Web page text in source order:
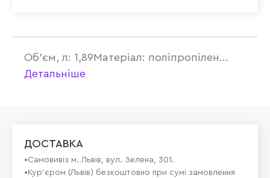
Об'єм, л: 1,89Матеріал: поліпропілен...
Детальніше
ДОСТАВКА
•Самовивіз м. Львів, вул. Зелена, 301.
•Кур'єром (Львів) безкоштовно при сумі замовлення